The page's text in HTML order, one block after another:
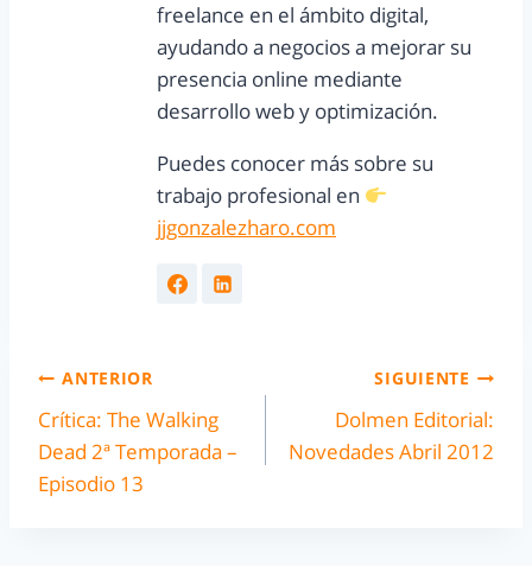
freelance en el ámbito digital,
ayudando a negocios a mejorar su
presencia online mediante
desarrollo web y optimización.
Puedes conocer más sobre su
trabajo profesional en
jjgonzalezharo.com
ANTERIOR
Crítica: The Walking
Dead 2ª Temporada –
Episodio 13
SIGUIENTE
Dolmen Editorial:
Novedades Abril 2012